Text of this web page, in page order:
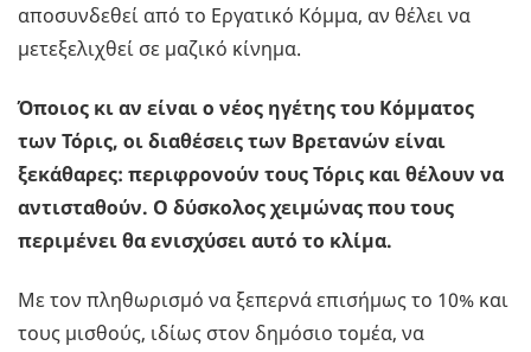
αποσυνδεθεί από το Εργατικό Κόμμα, αν θέλει να
μετεξελιχθεί σε μαζικό κίνημα.
Όποιος κι αν είναι ο νέος ηγέτης του Κόμματος
των Τόρις, οι διαθέσεις των Βρετανών είναι
ξεκάθαρες: περιφρονούν τους Τόρις και θέλουν να
αντισταθούν. Ο δύσκολος χειμώνας που τους
περιμένει θα ενισχύσει αυτό το κλίμα.
Με τον πληθωρισμό να ξεπερνά επισήμως το 10% και
τους μισθούς, ιδίως στον δημόσιο τομέα, να